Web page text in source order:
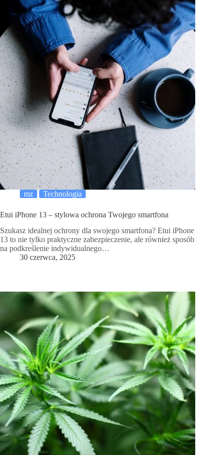
mz Technologia
Etui iPhone 13 – stylowa ochrona Twojego smartfona
Szukasz idealnej ochrony dla swojego smartfona? Etui iPhone
13 to nie tylko praktyczne zabezpieczenie, ale również sposób
na podkreślenie indywidualnego…
30 czerwca, 2025